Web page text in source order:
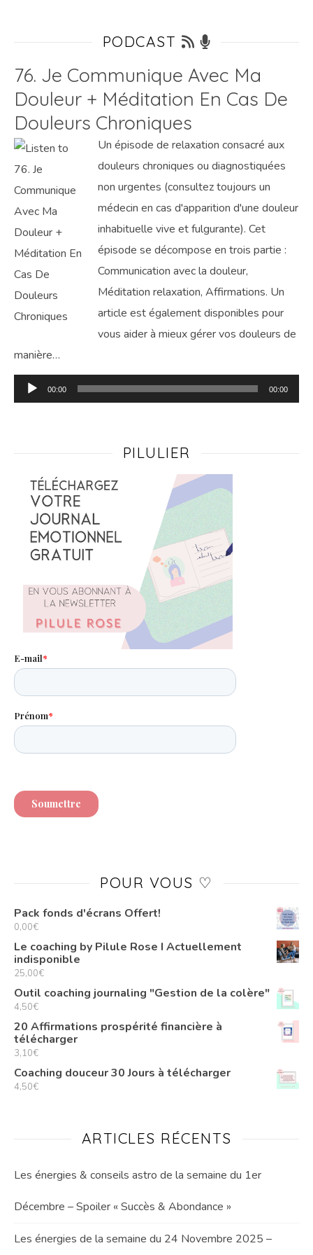
PODCAST
76. Je Communique Avec Ma
Douleur + Méditation En Cas De
Douleurs Chroniques
Un épisode de relaxation consacré aux
douleurs chroniques ou diagnostiquées
non urgentes (consultez toujours un
médecin en cas d'apparition d'une douleur
inhabituelle vive et fulgurante). Cet
épisode se décompose en trois partie :
Communication avec la douleur,
Méditation relaxation, Affirmations. Un
article est également disponibles pour
vous aider à mieux gérer vos douleurs de
manière…
Lecteur
audio
00:00 00:00
PILULIER
POUR VOUS ♡
Pack fonds d'écrans Offert!
0,00€
Le coaching by Pilule Rose I Actuellement
indisponible
25,00€
Outil coaching journaling "Gestion de la colère"
4,50€
20 Affirmations prospérité financière à
télécharger
3,10€
Coaching douceur 30 Jours à télécharger
4,50€
ARTICLES RÉCENTS
Les énergies & conseils astro de la semaine du 1er
Décembre – Spoiler « Succès & Abondance »
Les énergies de la semaine du 24 Novembre 2025 –